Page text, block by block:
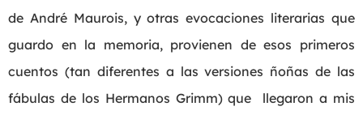
de André Maurois, y otras evocaciones literarias que
guardo en la memoria, provienen de esos primeros
cuentos (tan diferentes a las versiones ñoñas de las
fábulas de los Hermanos Grimm) que llegaron a mis